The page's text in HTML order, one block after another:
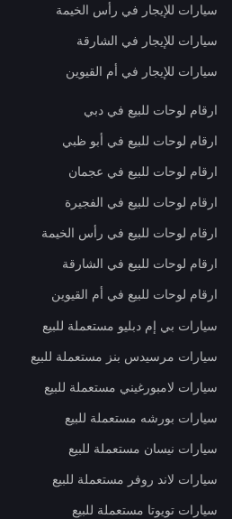
سيارات للإيجار في رأس الخيمة
سيارات للإيجار في الشارقة
سيارات للإيجار في أم القيوين
ارقام لوحات للبيع في دبي
ارقام لوحات للبيع في أبو ظبي
ارقام لوحات للبيع في عجمان
ارقام لوحات للبيع في الفجيرة
ارقام لوحات للبيع في رأس الخيمة
ارقام لوحات للبيع في الشارقة
ارقام لوحات للبيع في أم القيوين
سيارات بي إم دبليو مستعملة للبيع
سيارات مرسيدس بنز مستعملة للبيع
سيارات لامبورغيني مستعملة للبيع
سيارات بورشه مستعملة للبيع
سيارات نيسان مستعملة للبيع
سيارات لاند روفر مستعملة للبيع
سيارات تويوتا مستعملة للبيع